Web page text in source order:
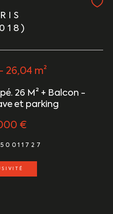
26,04 m²
26 M² + Balcon -
et parking
€